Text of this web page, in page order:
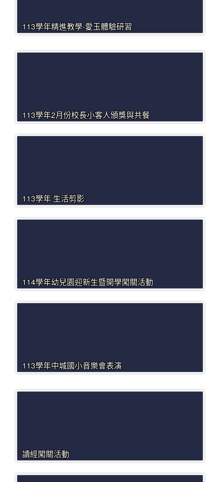
113學年精進教學-愛玉體驗研習
113學年2月份校長小客人頒獎與共餐
113學年 生活剪影
114學年幼兒園迎新生暨開學闖關活動
113學年中城國小音樂會表演
讀經闖關活動